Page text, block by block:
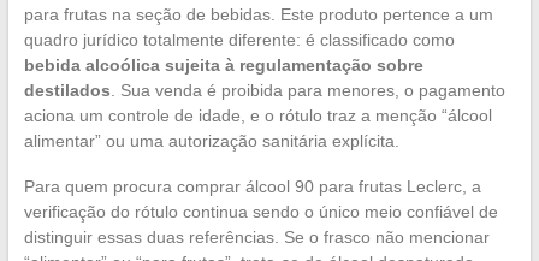
para frutas na seção de bebidas. Este produto pertence a um
quadro jurídico totalmente diferente: é classificado como
bebida alcoólica sujeita à regulamentação sobre
destilados . Sua venda é proibida para menores, o pagamento
aciona um controle de idade, e o rótulo traz a menção “álcool
alimentar” ou uma autorização sanitária explícita.
Para quem procura comprar álcool 90 para frutas Leclerc, a
verificação do rótulo continua sendo o único meio confiável de
distinguir essas duas referências. Se o frasco não mencionar